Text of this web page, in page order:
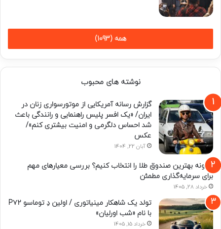
همه (1093)
نوشته های محبوب
گزارش رسانه آمریکایی از موتورسواری زنان در
ایران/ «یک افسر پلیس راهنمایی و رانندگی باعث
شد احساس دلگرمی و امنیت بیشتری کنم»/
عکس
آبان 22, 1404
چگونه بهترین صندوق طلا را انتخاب کنیم؟ بررسی معیارهای مهم
برای سرمایه‌گذاری مطمئن
خرداد 28, 1405
تولد یک شاهکار مینیاتوری / اولین دِ توماسو P۷۲
با نام «شب اورلیان»
خرداد 15, 1405